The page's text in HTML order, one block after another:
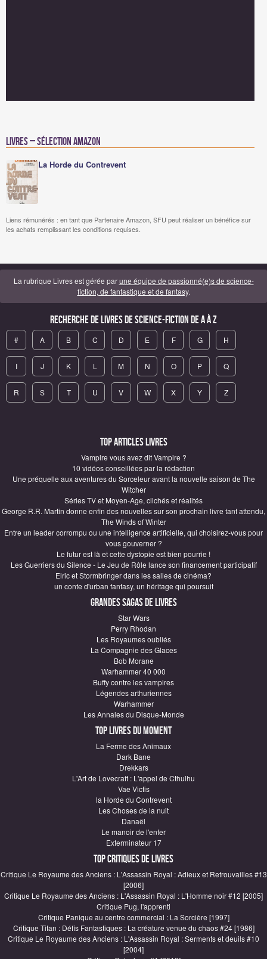
Livres – Sélection Amazon
La Horde du Contrevent
Liens rémunérés : en tant que Partenaire Amazon, SFU peut réaliser un bénéfice sur
les achats remplissant les conditions requises.
La rubrique Livres est gérée parune équipe de passionné(e)s de science-
fiction, de fantastique et de fantasy.
Recherche de Livres de science-fiction de A à Z
# A B C D E F G H
I J K L M N O P Q
R S T U V W X Y Z
Top articles Livres
Vampire vous avez dit Vampire ?
10 vidéos conseillées par la rédaction
Une préquelle aux aventures du Sorceleur avant la nouvelle saison de The
Witcher
Séries TV et Moyen-Age, clichés et réalités
George R.R. Martin donne enfin des nouvelles sur son prochain livre tant attendu,
The Winds of Winter
Entre un leader corrompu ou une intelligence artificielle, qui choisirez-vous pour
vous gouverner ?
Le futur est là et cette dystopie est bien pourrie !
Les Guerriers du Silence - Le Jeu de Rôle lance son financement participatif
Elric et Stormbringer dans les salles de cinéma?
un conte d'urban fantasy, un héritage qui poursuit
Grandes sagas de Livres
Star Wars
Perry Rhodan
Les Royaumes oubliés
La Compagnie des Glaces
Bob Morane
Warhammer 40 000
Buffy contre les vampires
Légendes arthuriennes
Warhammer
Les Annales du Disque-Monde
Top Livres du moment
La Ferme des Animaux
Dark Bane
Drekkars
L'Art de Lovecraft : L'appel de Cthulhu
Vae Victis
la Horde du Contrevent
Les Choses de la nuit
Danaël
Le manoir de l'enfer
Exterminateur 17
Top critiques de Livres
Critique Le Royaume des Anciens : L'Assassin Royal : Adieux et Retrouvailles #13
[2006]
Critique Le Royaume des Anciens : L'Assassin Royal : L'Homme noir #12 [2005]
Critique Pug, l'apprenti
Critique Panique au centre commercial : La Sorcière [1997]
Critique Titan : Défis Fantastiques : La créature venue du chaos #24 [1986]
Critique Le Royaume des Anciens : L'Assassin Royal : Serments et deuils #10
[2004]